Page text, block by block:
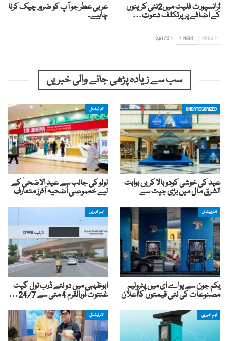
ٹرانسپورٹ فلیٹ میں2نئی کرینوں
کے اضافے پرپرتکلف دعوت…
عربی عطر جو آپ کو ضرور چیک کرنا
چاہیے۔
NEXT 1 کا 2,817
سب سے زیادہ پڑھی جانے والی خبریں
UNCATEGORIZED
عید کی خوشی کودوبالا کریں بوابت
الشرق مال میں بڑی جیت سے
انٹرنیشنل
لولو کی جانب سے عید الاضحیٰ کے
لیے خصوصی اُضحیہ آفرز متعارف
انٹرنیشنل
یکم جون سے یواے ای میں پٹرولیم
مصنوعات کی نئی قیمتوں کااعلان
اہم خبریں
ابوظہبی میں دو نئے ڈرب ٹول گیٹ
غنتوت اورالقرم 4 مئی سے 24/7…
اہم خبریں انٹرنیشنل